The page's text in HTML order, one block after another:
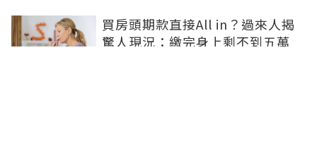
買房頭期款直接All in？過來人揭
驚人現況：繳完身上剩不到五萬